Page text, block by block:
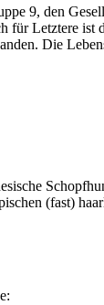
9, den
für Letz­te­re ist
Die
(fast)